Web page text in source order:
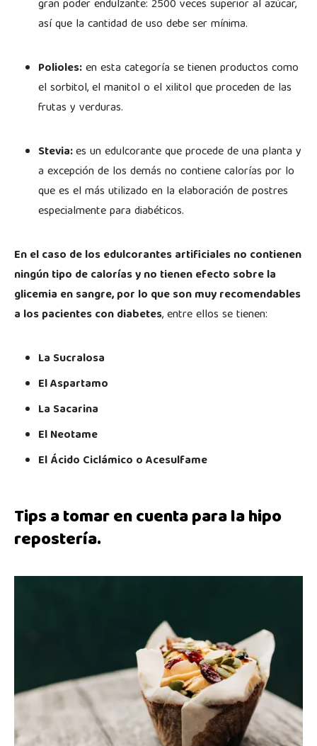
gran poder endulzante: 2500 veces superior al azúcar,
así que la cantidad de uso debe ser mínima.
Polioles:en esta categoría se tienen productos como
el sorbitol, el manitol o el xilitol que proceden de las
frutas y verduras.
Stevia:es un edulcorante que procede de una planta y
a excepción de los demás no contiene calorías por lo
que es el más utilizado en la elaboración de postres
especialmente para diabéticos.
En el caso de los edulcorantes artificiales no contienen
ningún tipo de calorías y no tienen efecto sobre la
glicemia en sangre, por lo que son muy recomendables
a los pacientes con diabetes, entre ellos se tienen:
La Sucralosa
El Aspartamo
La Sacarina
El Neotame
El Ácido Ciclámico o Acesulfame
Tips a tomar en cuenta para la hipo
repostería.